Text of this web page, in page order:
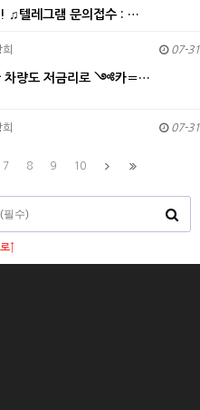
! ♫텔레그램 문의접수 : …
희 07-31
차량도 저금리로 ༺카〓…
희 07-31
7 8 9 10
↑